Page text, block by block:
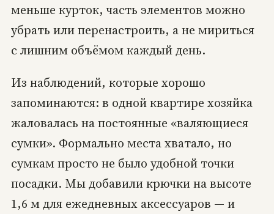
меньше курток, часть элементов можно
убрать или перенастроить, а не мириться
с лишним объёмом каждый день.
Из наблюдений, которые хорошо
запоминаются: в одной квартире хозяйка
жаловалась на постоянные «валяющиеся
сумки». Формально места хватало, но
сумкам просто не было удобной точки
посадки. Мы добавили крючки на высоте
1,6 м для ежедневных аксессуаров — и